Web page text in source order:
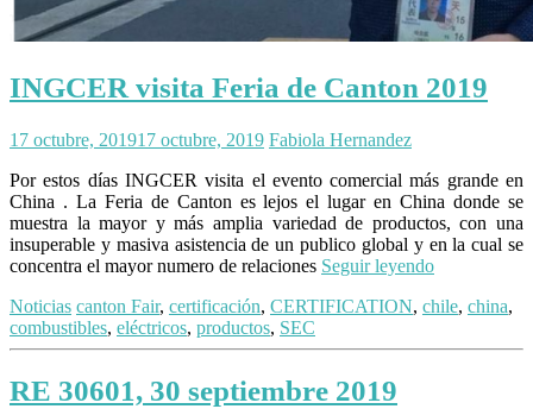
INGCER visita Feria de Canton 2019
17 octubre, 201917 octubre, 2019 Fabiola Hernandez
Por estos días INGCER visita el evento comercial más grande en
China . La Feria de Canton es lejos el lugar en China donde se
muestra la mayor y más amplia variedad de productos, con una
insuperable y masiva asistencia de un publico global y en la cual se
concentra el mayor numero de relaciones Seguir leyendo
Noticias canton Fair, certificación, CERTIFICATION, chile, china,
combustibles, eléctricos, productos, SEC
RE 30601, 30 septiembre 2019